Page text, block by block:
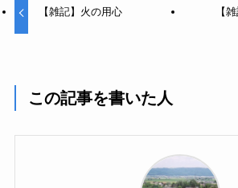
【雑記】火の用心 【
この記事を書いた人